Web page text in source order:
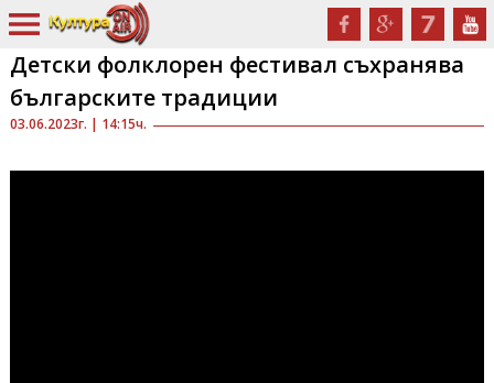
03.06.2023г. | 14:15ч.
Детски фолклорен фестивал съхранява
българските традиции